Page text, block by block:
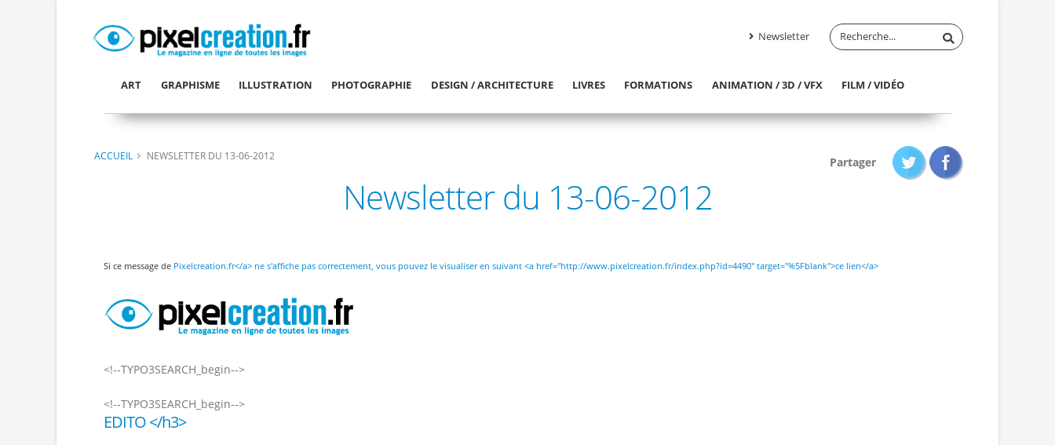
Newsletter
ART GRAPHISME ILLUSTRATION PHOTOGRAPHIE DESIGN / ARCHITECTURE LIVRES FORMATIONS ANIMATION / 3D / VFX FILM / VIDÉO
ACCUEIL NEWSLETTER DU 13-06-2012 Partager
Newsletter du 13-06-2012
Si ce message de Pixelcreation.fr</a> ne s'affiche pas correctement, vous pouvez le visualiser en suivant <a href="http://www.pixelcreation.fr/index.php?id=4490" target="%5Fblank">ce lien</a>
<!--TYPO3SEARCH_begin-->
<!--TYPO3SEARCH_begin-->
EDITO </h3>